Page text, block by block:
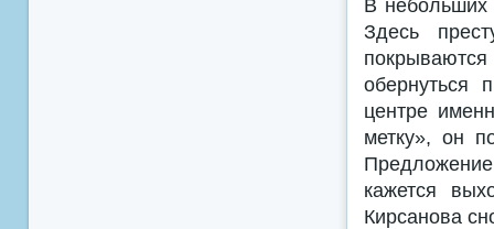
Здесь
обернуться
центре
метку», он
кажется
Кирсанова